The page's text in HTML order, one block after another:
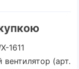
1611
вентилятор (арт.